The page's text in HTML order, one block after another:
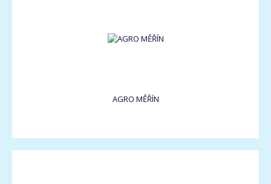
AGRO MĚŘÍN